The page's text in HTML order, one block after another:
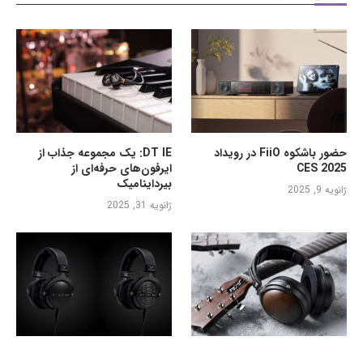
DT IE: یک مجموعه جذاب از
ایرفون‌های حرفه‌ای از
بیرداینامیک
ژانویه 31, 2025
حضور باشکوه FiiO در رویداد
CES 2025
ژانویه 9, 2025